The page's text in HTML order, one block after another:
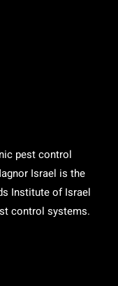
pest control
Israel is the
Institute of Israel
control systems.